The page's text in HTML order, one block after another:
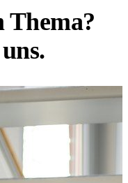
Thema?